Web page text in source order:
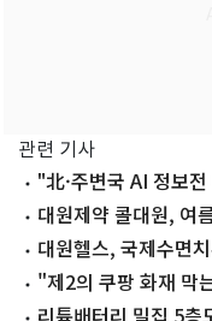
관련 기사
"北·주변국 AI 정보
설계대원제약 콜대원, 여
대원헬스, 국제수면
"제2의 쿠팡 화재 막
지시리튬배터리 밀집 5